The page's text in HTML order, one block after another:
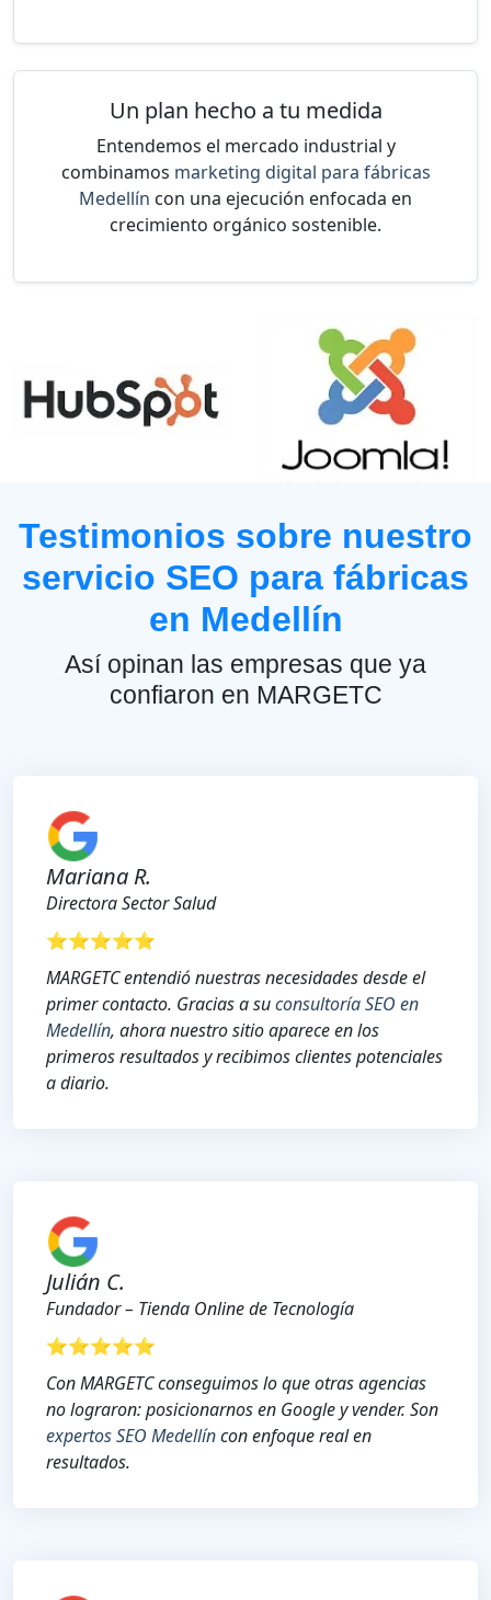
Un plan hecho a tu medida
Entendemos el mercado industrial y
combinamos marketing digital para fábricas
Medellín con una ejecución enfocada en
crecimiento orgánico sostenible.
Testimonios sobre nuestro
servicio SEO para fábricas
en Medellín
Así opinan las empresas que ya
confiaron en MARGETC
Mariana R.
Directora Sector Salud
⭐⭐⭐⭐⭐
MARGETC entendió nuestras necesidades desde el
primer contacto. Gracias a suconsultoría SEO en
Medellín, ahora nuestro sitio aparece en los
primeros resultados y recibimos clientes potenciales
a diario.
Julián C.
Fundador – Tienda Online de Tecnología
⭐⭐⭐⭐⭐
Con MARGETC conseguimos lo que otras agencias
no lograron: posicionarnos en Google y vender. Son
expertos SEO Medellíncon enfoque real en
resultados.